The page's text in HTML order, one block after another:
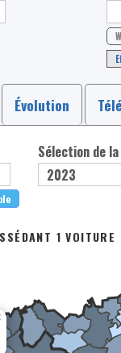
Évolution
Sélection de
1